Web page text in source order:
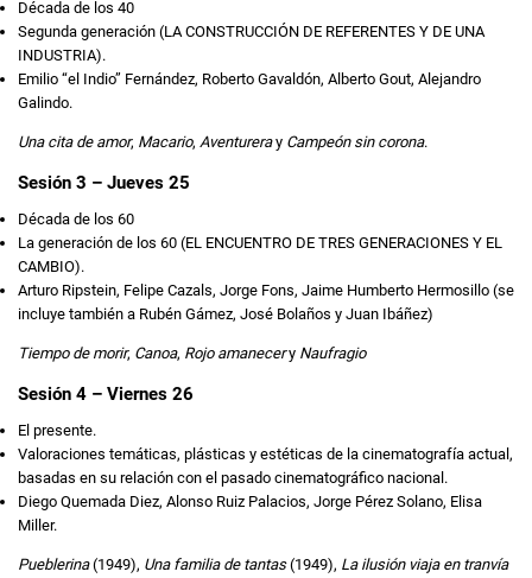
Década de los 40
Segunda generación (LA CONSTRUCCIÓN DE REFERENTES Y DE UNA
INDUSTRIA).
Emilio “el Indio” Fernández, Roberto Gavaldón, Alberto Gout, Alejandro
Galindo.
Una cita de amor, Macario, Aventureray Campeón sin corona.
Sesión 3 – Jueves 25
Década de los 60
La generación de los 60 (EL ENCUENTRO DE TRES GENERACIONES Y EL
CAMBIO).
Arturo Ripstein, Felipe Cazals, Jorge Fons, Jaime Humberto Hermosillo (se
incluye también a Rubén Gámez, José Bolaños y Juan Ibáñez)
Tiempo de morir, Canoa, Rojo amanecery Naufragio
Sesión 4 – Viernes 26
El presente.
Valoraciones temáticas, plásticas y estéticas de la cinematografía actual,
basadas en su relación con el pasado cinematográfico nacional.
Diego Quemada Diez, Alonso Ruiz Palacios, Jorge Pérez Solano, Elisa
Miller.
Pueblerina(1949), Una familia de tantas(1949), La ilusión viaja en tranvía